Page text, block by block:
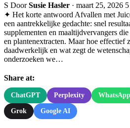
S DoorSusie Hasler · maart 25, 2026
✦ Het korte antwoord Afvallen met
een aantrekkelijke gedachte: snel
supplementen en maaltijdvervangers
en plantenextracten. Maar hoe effectief
daadwerkelijk en wat zegt de
onderzoeken we…
Share at:
ChatGPT Perplexity WhatsApp
Grok Google AI